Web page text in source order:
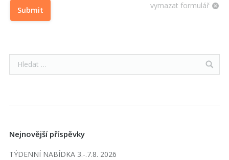
vymazat formulář
Submit
Nejnovější příspěvky
TÝDENNÍ NABÍDKA 3.-.7.8. 2026